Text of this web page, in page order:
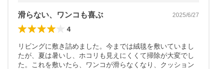
滑らない、ワンコも喜ぶ 2025/6/27
4
リビングに敷き詰めました。今までは絨毯を敷いていまし
たが、夏は暑いし、ホコリも見えにくくて掃除が大変でし
た。これを敷いたら、ワンコが滑らなくなり、クッション